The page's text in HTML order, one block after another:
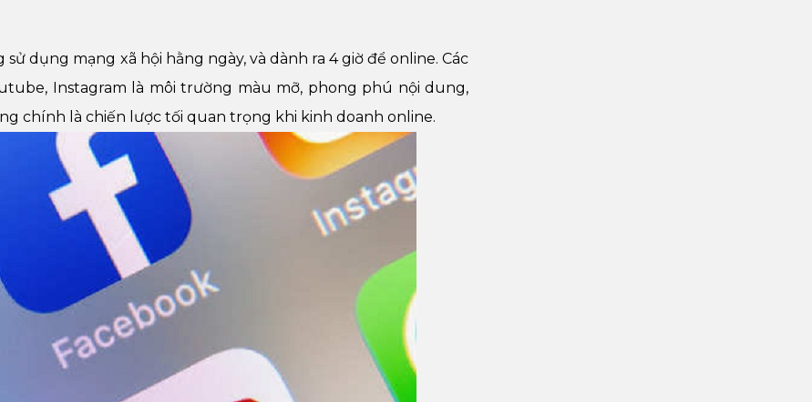
dụng mạng xã hội hằng ngày, và dành ra 4 giờ để online. Các
Instagram là môi trường màu mỡ, phong phú nội dung,
chính là chiến lược tối quan trọng khi kinh doanh online.